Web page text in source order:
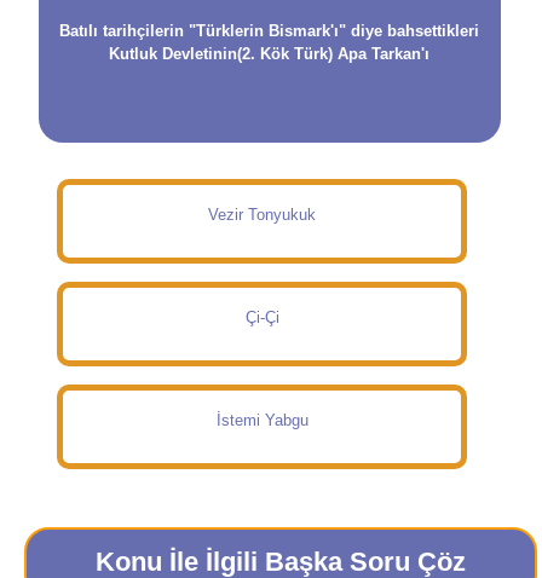
Batılı tarihçilerin "Türklerin Bismark'ı" diye bahsettikleri
Kutluk Devletinin(2. Kök Türk) Apa Tarkan'ı
Vezir Tonyukuk
Çi-Çi
İstemi Yabgu
Konu İle İlgili Başka Soru Çöz